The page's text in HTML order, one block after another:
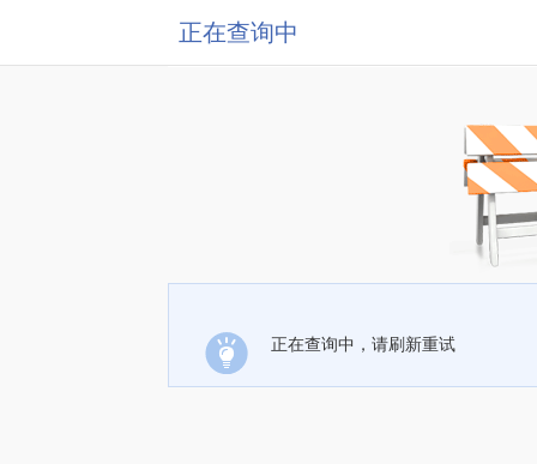
正在查询中
正在查询中，请刷新重试